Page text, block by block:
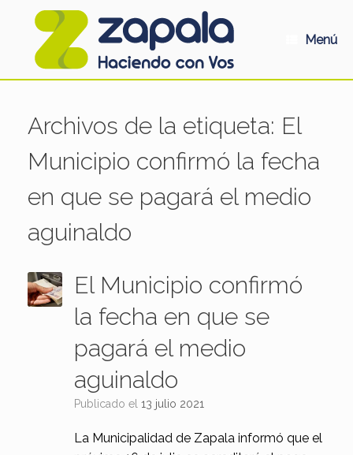
Menú
Archivos de la etiqueta: El
Municipio confirmó la fecha
en que se pagará el medio
aguinaldo
El Municipio confirmó
la fecha en que se
pagará el medio
aguinaldo
Publicado el 13 julio 2021
La Municipalidad de Zapala informó que el